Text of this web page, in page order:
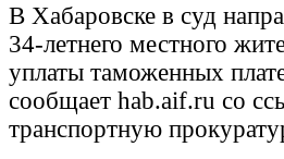
В Хабаровске в суд
34-летнего местного
уплаты таможенных
сообщает hab.aif.ru со
транспортную